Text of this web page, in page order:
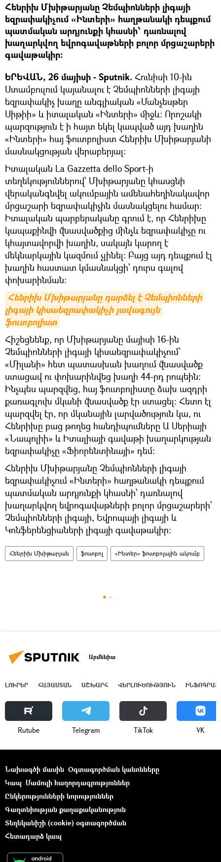
Հենրիխ Մխիթարյանը Չեմպիոնների լիգայի
եզրափակիչում «Ինտերի» հաղթանակի դեպքում
պատմական արդյունքի կհասնի՝ դառնալով
խաղարկվող եվրոգավաթների բոլոր մրցաշարերի
գավաթակիր։
ԵՐԵՎԱՆ, 26 մայիսի - Sputnik. Հունիսի 10-ին
Ստամբուլում կայանալու է Չեմպիոնների լիգայի
եզրափակիչ խաղը անգլիական «Մանչեսթեր
Սիթիի» և իտալական «Ինտերի» միջև։ Որոշակի
պարզություն է ի հայտ եկել կապված այդ խաղին
«Ինտերի» հայ ֆուտբոլիստ Հենրիխ Մխիթարյանի
մասնակցության վերաբերյալ։
Իտալական La Gazzetta dello Sport-ի
տեղեկություններով՝ Մխիթարյանը կհասցնի
վերականգնվել ակումբային ամենահեղինակավոր
մրցաշարի եզրափակիչին մասնակցելու համար։
Իտալական պարբերականը գրում է, որ Հենրիխը
կապաքինվի վնասվածքից մինչև եզրափակիչը ու
կհայտավորվի խաղին, սակայն կարող է
մեկնարկային կազմում չլինել։ Բայց այդ դեպքում էլ
խաղին հաստատ կմասնակցի՝ դուրս գալով
փոխարինման։
Հենրիխ Մխիթարյանը դարձել է Չեմպիոնների
լիգայի կիսաեզրափակիչի լավագույն
ֆուտբոլիստ
Հիշեցնենք, որ Մխիթարյանը մայիսի 16-ին
Չեմպիոնների լիգայի կիսաեզրափակիչում՝
«Միլանի» հետ պատասխան խաղում վնասվածք
ստացավ ու փոխարինվեց խաղի 44-րդ րոպեին։
Ինչպես պարզվեց, հայ ֆուտբոլիստը ձախ ազդրի
քառագլուխ մկանի վնասվածք էր ստացել։ Հետո էլ
պարզվել էր, որ մկանային լարվածություն կա, ու
Հենրիխը բաց թողեց հանդիպումները Ա Սերիայի
«Նապոլիի» և Իտալիայի գավաթի խաղարկության
եզրափակիչը «Ֆիորենտինայի» դեմ։
Հենրիխ Մխիթարյանը Չեմպիոնների լիգայի
եզրափակիչում «Ինտերի» հաղթանակի դեպքում
պատմական արդյունքի կհասնի՝ դառնալով
խաղարկվող եվրոգավաթների բոլոր մրցաշարերի՝
Չեմպիոնների լիգայի, Եվրոպայի լիգայի և
Կոնֆերենցիաների լիգայի գավաթակիր։
Հենրիխ Մխիթարյան ֆուտբոլ «Ինտեր» ֆուտբոլային ակումբ
Արմենիա
ԼՈՒՐԵՐ ՀԱՅԱՍՏԱՆ ԱՇԽԱՐՀ ՎԵՐԼՈՒԾՈՒԹՅՈՒՆ
Rutube Telegram ТikТоk VK
Նախագծի մասին Օգտագործման կանոնները
Կապ Մամուլի հաղորդագրություններ
Ընկերությունների նորություններ
Գաղտնիության քաղաքականություն
Տեղեկանիշի (cookie) օգտագործման
Հետադարձ կապ